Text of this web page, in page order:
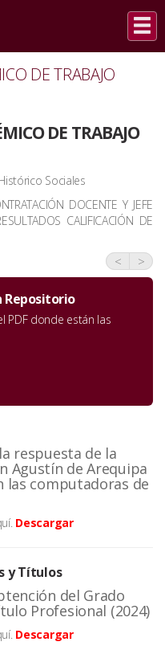
DE TRABAJO
DE TRABAJO
Sociales
DOCENTE Y JEFE
CALIFICACIÓN DE
< >
Repositorio
PDF donde están las
respuesta de la
Agustín de Arequipa
las computadoras de
Descargar
y Títulos
del Grado
Profesional (2024)
Descargar